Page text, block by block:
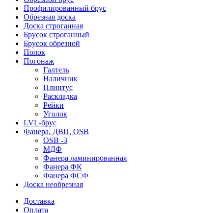
Профилированный брус
Обрезная доска
Доска строганная
Брусок строганный
Брусок обрезной
Полок
Погонаж
Галтель
Наличник
Плинтус
Раскладка
Рейки
Уголок
LVL-брус
Фанера, ДВП, OSB
OSB -3
МДФ
Фанера ламинированная
Фанера ФК
Фанера ФСФ
Доска необрезная
Доставка
Оплата